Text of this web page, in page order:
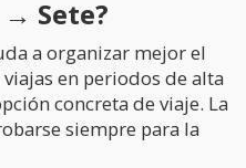
Sete?
a organizar mejor el
en periodos de alta
concreta de viaje. La
siempre para la